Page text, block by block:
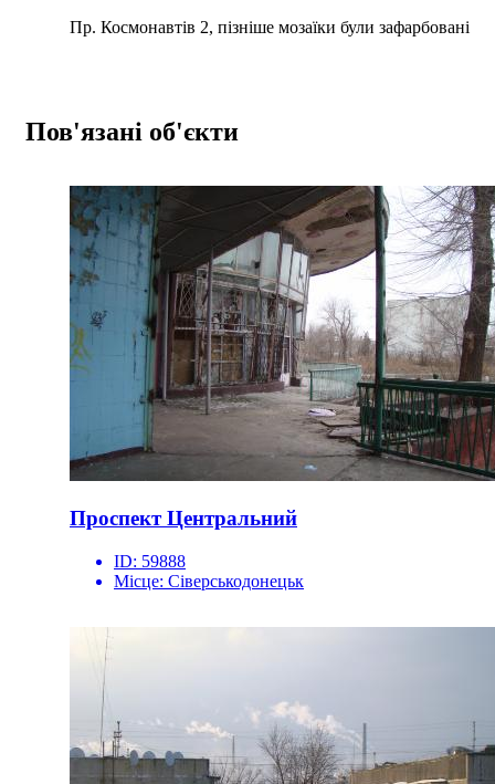
Пр. Космонавтів 2, пізніше мозаїки були зафарбовані
Пов'язані об'єкти
Проспект Центральний
ID: 59888
Місце: Сіверськодонецьк